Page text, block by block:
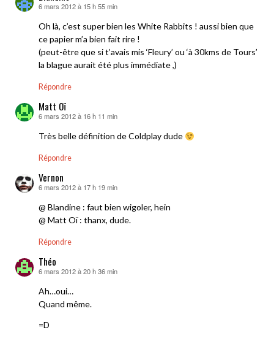
dit :
6 mars 2012 à 15 h 55 min
Oh là, c’est super bien les White Rabbits ! aussi bien que
ce papier m’a bien fait rire !
(peut-être que si t’avais mis ‘Fleury’ ou ‘à 30kms de Tours’
la blague aurait été plus immédiate ,)
Répondre
Matt Oï
dit :
6 mars 2012 à 16 h 11 min
Très belle définition de Coldplay dude
Répondre
Vernon
dit :
6 mars 2012 à 17 h 19 min
@ Blandine : faut bien wigoler, hein
@ Matt Oï : thanx, dude.
Répondre
Théo
dit :
6 mars 2012 à 20 h 36 min
Ah…oui…
Quand même.
=D